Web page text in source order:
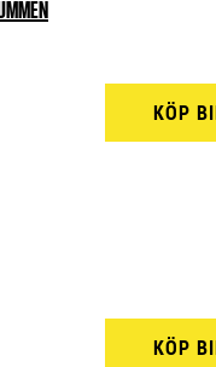
KÖP
KÖP